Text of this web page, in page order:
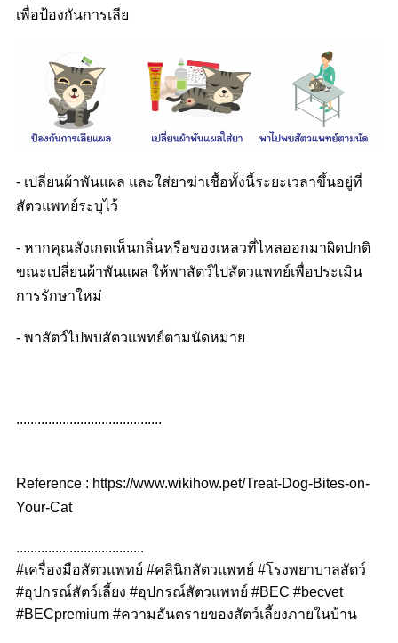
เพื่อป้องกันการเลีย
- เปลี่ยนผ้าพันแผล และใส่ยาฆ่าเชื้อทั้งนี้ระยะเวลาขึ้นอยู่ที่
สัตวแพทย์ระบุไว้
- หากคุณสังเกตเห็นกลิ่นหรือของเหลวที่ไหลออกมาผิดปกติ
ขณะเปลี่ยนผ้าพันแผล ให้พาสัตว์ไปสัตวแพทย์เพื่อประเมิน
การรักษาใหม่
- พาสัตว์ไปพบสัตวแพทย์ตามนัดหมาย
.........................................
Reference : https://www.wikihow.pet/Treat-Dog-Bites-on-
Your-Cat
....................................
#เครื่องมือสัตวแพทย์​ #คลินิกสัตวแพทย์​ #โรงพยาบาลสัตว์​
#อุปกรณ์สัตว์เลี้ยง​ #อุปกรณ์สัตวแพทย์​ #BEC​ #becvet​
#BECpremium #ความอันตรายของสัตว์เลี้ยงภายในบ้าน